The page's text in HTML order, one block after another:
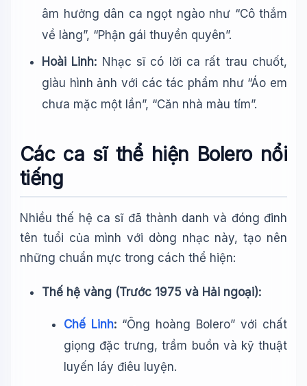
âm hưởng dân ca ngọt ngào như “Cô thắm
về làng”, “Phận gái thuyền quyên”.
Hoài Linh: Nhạc sĩ có lời ca rất trau chuốt,
giàu hình ảnh với các tác phẩm như “Áo em
chưa mặc một lần”, “Căn nhà màu tím”.
Các ca sĩ thể hiện Bolero nổi
tiếng
Nhiều thế hệ ca sĩ đã thành danh và đóng đinh
tên tuổi của mình với dòng nhạc này, tạo nên
những chuẩn mực trong cách thể hiện:
Thế hệ vàng (Trước 1975 và Hải ngoại):
Chế Linh: “Ông hoàng Bolero” với chất
giọng đặc trưng, trầm buồn và kỹ thuật
luyến láy điêu luyện.